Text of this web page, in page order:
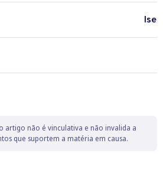
artigo não é vinculativa e não invalida a
que suportem a matéria em causa.